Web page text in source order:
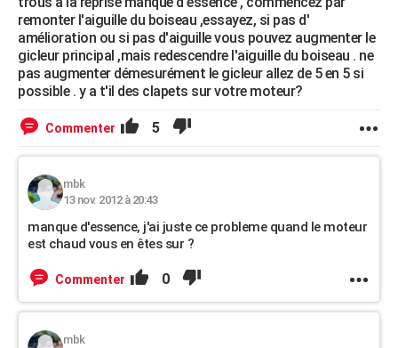
remonter l'aiguille du boiseau ,essayez, si pas d'
amélioration ou si pas d'aiguille vous pouvez augmenter le
gicleur principal ,mais redescendre l'aiguille du boiseau . ne
pas augmenter démesurément le gicleur allez de 5 en 5 si
possible . y a t'il des clapets sur votre moteur?
Commenter 5
mbk
13 nov. 2012 à 20:43
manque d'essence, j'ai juste ce probleme quand le moteur
est chaud vous en êtes sur ?
Commenter 0
mbk